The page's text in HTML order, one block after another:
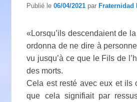
Publié le06/04/2021 parFraternidad
«Lorsqu’ils descendaient de
ordonna de ne dire à
vu jusqu’à ce que le Fils de
des morts.
Cela est resté avec eux et ils
que cela signifiait par